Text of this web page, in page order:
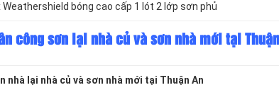
bóng cao cấp 1 lót 2 lớp sơn phủ
công sơn lại nhà củ và sơn nhà mới tại
nhà lại nhà củ và sơn nhà mới tại Thuận An